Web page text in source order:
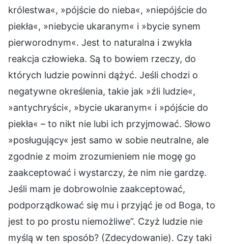
królestwa«, »pójście do nieba«, »niepójście do
piekła«, »niebycie ukaranym« i »bycie synem
pierworodnym«. Jest to naturalna i zwykła
reakcja człowieka. Są to bowiem rzeczy, do
których ludzie powinni dążyć. Jeśli chodzi o
negatywne określenia, takie jak »źli ludzie«,
»antychryści«, »bycie ukaranym« i »pójście do
piekła« – to nikt nie lubi ich przyjmować. Słowo
»posługujący« jest samo w sobie neutralne, ale
zgodnie z moim zrozumieniem nie mogę go
zaakceptować i wystarczy, że nim nie gardzę.
Jeśli mam je dobrowolnie zaakceptować,
podporządkować się mu i przyjąć je od Boga, to
jest to po prostu niemożliwe”. Czyż ludzie nie
myślą w ten sposób? (Zdecydowanie). Czy taki